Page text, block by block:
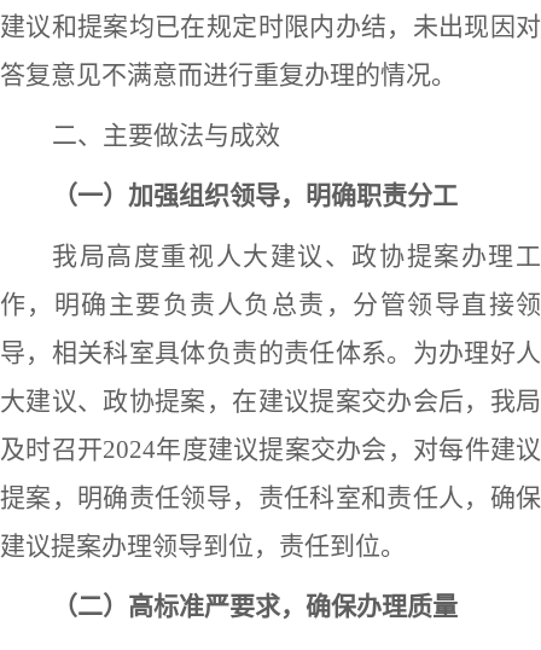
建议和提案均已在规定时限内办结，未出现因对
答复意见不满意而进行重复办理的情况。
二、主要做法与成效
（一）加强组织领导，明确职责分工
我局高度重视人大建议、政协提案办理工
作， 明确主要负责人负总责，分管领导直接领
导，相关科室具体负责的责任体系。为办理好人
大建议、政协提案，在建议提案交办会后，我局
及时召开2024年度建议提案交办会，对每件建议
提案，明确责任领导，责任科室和责任人，确保
建议提案办理领导到位，责任到位。
（二） 高标准严要求，确保办理质量